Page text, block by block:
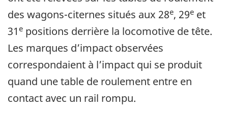
des wagons-citernes situés aux 28e, 29e et
31 e positions derrière la locomotive de tête.
Les marques d’impact observées
correspondaient à l’impact qui se produit
quand une table de roulement entre en
contact avec un rail rompu.